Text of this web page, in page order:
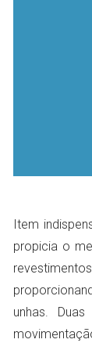
Item
propicia o
unhas.